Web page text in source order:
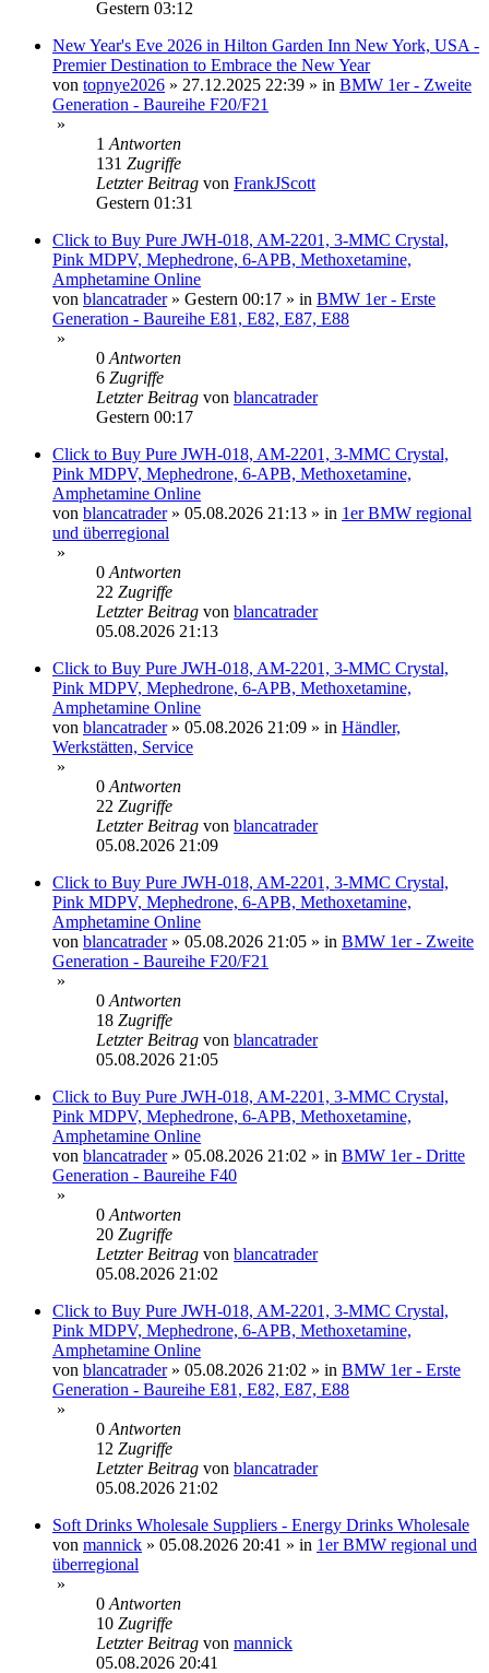
Gestern 03:12
New Year's Eve 2026 in Hilton Garden Inn New York, USA -
Premier Destination to Embrace the New Year
von topnye2026 » 27.12.2025 22:39 » in BMW 1er - Zweite
Generation - Baureihe F20/F21
»
1 Antworten
131 Zugriffe
Letzter Beitrag von FrankJScott
Gestern 01:31
Click to Buy Pure JWH-018, AM-2201, 3-MMC Crystal,
Pink MDPV, Mephedrone, 6-APB, Methoxetamine,
Amphetamine Online
von blancatrader» Gestern 00:17 » in BMW 1er - Erste
Generation - Baureihe E81, E82, E87, E88
»
0 Antworten
6 Zugriffe
Letzter Beitrag von blancatrader
Gestern 00:17
Click to Buy Pure JWH-018, AM-2201, 3-MMC Crystal,
Pink MDPV, Mephedrone, 6-APB, Methoxetamine,
Amphetamine Online
von blancatrader» 05.08.2026 21:13 » in 1er BMW regional
und überregional
»
0 Antworten
22 Zugriffe
Letzter Beitrag von blancatrader
05.08.2026 21:13
Click to Buy Pure JWH-018, AM-2201, 3-MMC Crystal,
Pink MDPV, Mephedrone, 6-APB, Methoxetamine,
Amphetamine Online
von blancatrader» 05.08.2026 21:09 » in Händler,
Werkstätten, Service
»
0 Antworten
22 Zugriffe
Letzter Beitrag von blancatrader
05.08.2026 21:09
Click to Buy Pure JWH-018, AM-2201, 3-MMC Crystal,
Pink MDPV, Mephedrone, 6-APB, Methoxetamine,
Amphetamine Online
von blancatrader» 05.08.2026 21:05 » in BMW 1er - Zweite
Generation - Baureihe F20/F21
»
0 Antworten
18 Zugriffe
Letzter Beitrag von blancatrader
05.08.2026 21:05
Click to Buy Pure JWH-018, AM-2201, 3-MMC Crystal,
Pink MDPV, Mephedrone, 6-APB, Methoxetamine,
Amphetamine Online
von blancatrader» 05.08.2026 21:02 » in BMW 1er - Dritte
Generation - Baureihe F40
»
0 Antworten
20 Zugriffe
Letzter Beitrag von blancatrader
05.08.2026 21:02
Click to Buy Pure JWH-018, AM-2201, 3-MMC Crystal,
Pink MDPV, Mephedrone, 6-APB, Methoxetamine,
Amphetamine Online
von blancatrader» 05.08.2026 21:02 » in BMW 1er - Erste
Generation - Baureihe E81, E82, E87, E88
»
0 Antworten
12 Zugriffe
Letzter Beitrag von blancatrader
05.08.2026 21:02
Soft Drinks Wholesale Suppliers - Energy Drinks Wholesale
von mannick » 05.08.2026 20:41 » in 1er BMW regional und
überregional
»
0 Antworten
10 Zugriffe
Letzter Beitrag von mannick
05.08.2026 20:41